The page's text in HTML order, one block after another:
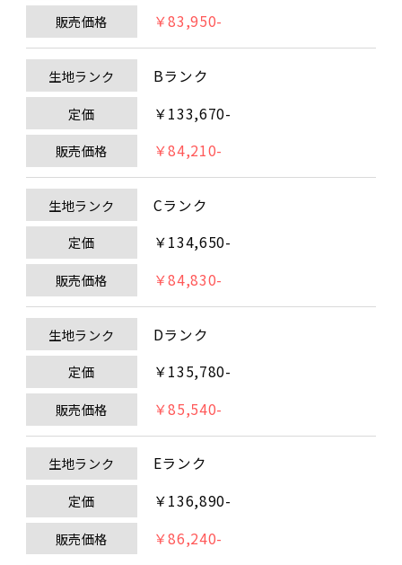
販売価格 ￥83,950-
生地ランク Bランク
定価 ￥133,670-
販売価格 ￥84,210-
生地ランク Cランク
定価 ￥134,650-
販売価格 ￥84,830-
生地ランク Dランク
定価 ￥135,780-
販売価格 ￥85,540-
生地ランク Eランク
定価 ￥136,890-
販売価格 ￥86,240-